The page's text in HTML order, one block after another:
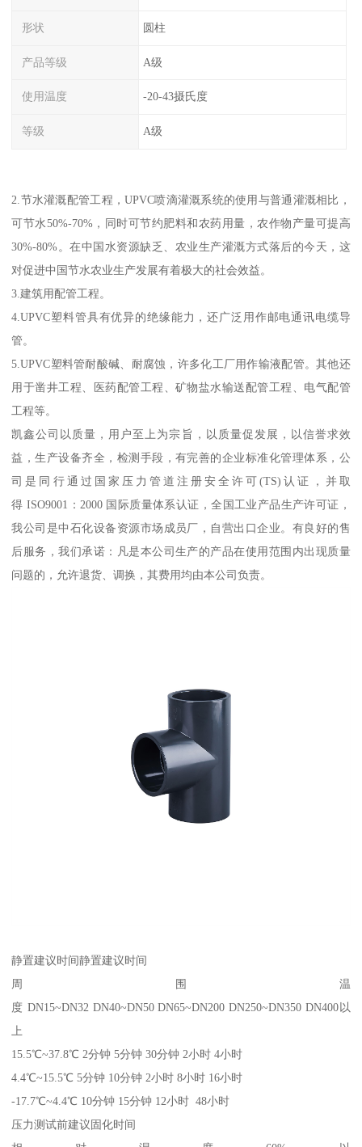
形状 圆柱
产品等级 A级
使用温度 -20-43摄氏度
等级 A级
2.节水灌溉配管工程，UPVC喷滴灌溉系统的使用与普通灌溉相比，
可节水50%-70%，同时可节约肥料和农药用量，农作物产量可提高
30%-80%。在中国水资源缺乏、农业生产灌溉方式落后的今天，这
对促进中国节水农业生产发展有着极大的社会效益。
3.建筑用配管工程。
4.UPVC塑料管具有优异的绝缘能力，还广泛用作邮电通讯电缆导
管。
5.UPVC塑料管耐酸碱、耐腐蚀，许多化工厂用作输液配管。其他还
用于凿井工程、医药配管工程、矿物盐水输送配管工程、电气配管
工程等。
凯鑫公司以质量，用户至上为宗旨，以质量促发展，以信誉求效
益，生产设备齐全，检测手段，有完善的企业标准化管理体系，公
司是同行通过国家压力管道注册安全许可(TS)认证，并取
得 ISO9001：2000 国际质量体系认证，全国工业产品生产许可证，
我公司是中石化设备资源市场成员厂，自营出口企业。有良好的售
后服务，我们承诺：凡是本公司生产的产品在使用范围内出现质量
问题的，允许退货、调换，其费用均由本公司负责。
静置建议时间静置建议时间
周围温
度 DN15~DN32 DN40~DN50 DN65~DN200 DN250~DN350 DN400以
上
15.5℃~37.8℃ 2分钟 5分钟 30分钟 2小时 4小时
4.4℃~15.5℃ 5分钟 10分钟 2小时 8小时 16小时
-17.7℃~4.4℃ 10分钟 15分钟 12小时 48小时
压力测试前建议固化时间